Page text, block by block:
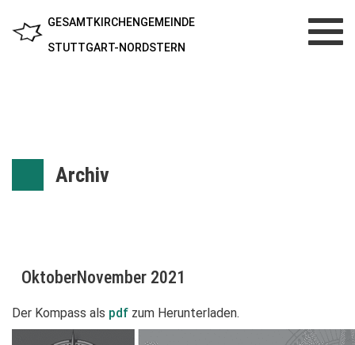
GESAMTKIRCHENGEMEINDE
STUTTGART-NORDSTERN
Archiv
OktoberNovember 2021
Der Kompass als pdf zum Herunterladen.